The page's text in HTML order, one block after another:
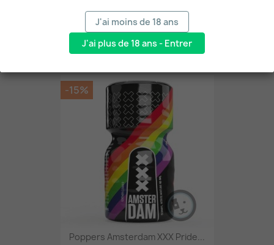
AJOUTER AU PANIER
Poppers Amsterdam XXX Pride...
-15%
J'ai moins de 18 ans
J'ai plus de 18 ans - Entrer